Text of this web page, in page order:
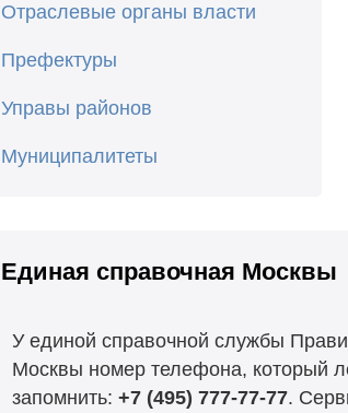
Отраслевые органы власти
Префектуры
Управы районов
Муниципалитеты
Единая справочная Москвы
У единой справочной службы
Москвы номер телефона, который
запомнить: +7 (495) 777-77-77.